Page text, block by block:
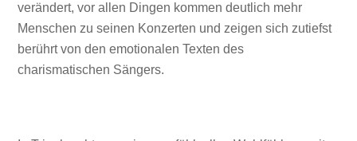
verändert, vor allen Dingen kommen deutlich mehr
Menschen zu seinen Konzerten und zeigen sich zutiefst
berührt von den emotionalen Texten des
charismatischen Sängers.